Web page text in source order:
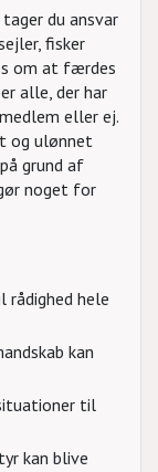
du ansvar
fisker
om at færdes
alle, der har
eller ej.
og ulønnet
grund af
noget for
rådighed hele
kan
til
kan blive